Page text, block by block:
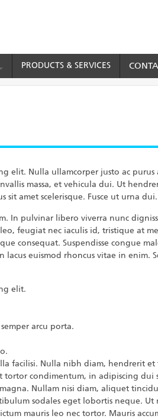
PRODUCTS & SERVICES
elit. Nulla ullamcorper justo ac
massa, et vehicula dui. Ut
amet scelerisque. Fusce ut urna
In pulvinar libero viverra nunc
feugiat nec iaculis id, tristique at
consequat. Suspendisse congue
lacus euismod rhoncus vitae in
elit.
arcu porta.
facilisi. Nulla nibh diam, hendrerit et
tortor condimentum, in adipiscing dui
Nullam nisi diam, aliquet
sodales eget lobortis neque.
mauris leo nec tortor. Mauris